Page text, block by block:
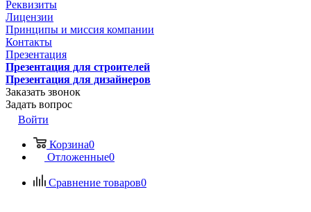
Реквизиты
Лицензии
Принципы и миссия компании
Контакты
Презентация
Презентация для строителей
Презентация для дизайнеров
Заказать звонок
Задать вопрос
Войти
Корзина0
Отложенные0
Сравнение товаров0